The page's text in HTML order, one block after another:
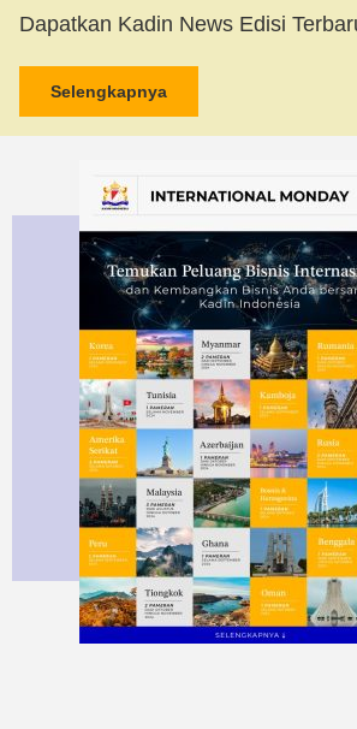
Dapatkan Kadin News Edisi
Selengkapnya